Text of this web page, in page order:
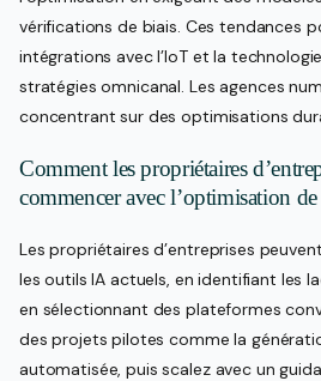
vérifications de biais. Ces tendances
intégrations avec l’IoT et la
stratégies omnicanal. Les agences
concentrant sur des optimisations
Comment les propriétaires
commencer avec l’optimisation
Les propriétaires d’entreprises
les outils IA actuels, en identifiant les
en sélectionnant des plateformes
des projets pilotes comme la
automatisée, puis scalez avec un